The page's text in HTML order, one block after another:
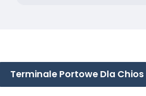
Terminale Portowe Dla Chios